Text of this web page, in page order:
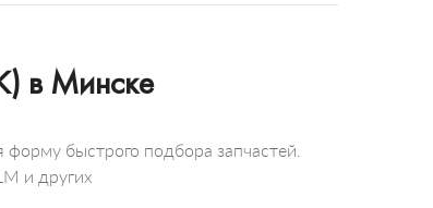
в Минске
быстрого подбора запчастей.
и других